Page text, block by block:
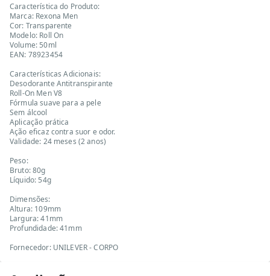
Característica do Produto:
Marca: Rexona Men
Cor: Transparente
Modelo: Roll On
Volume: 50ml
EAN: 78923454
Características Adicionais:
Desodorante Antitranspirante
Roll-On Men V8
Fórmula suave para a pele
Sem álcool
Aplicação prática
Ação eficaz contra suor e odor.
Validade: 24 meses (2 anos)
Peso:
Bruto: 80g
Líquido: 54g
Dimensões:
Altura: 109mm
Largura: 41mm
Profundidade: 41mm
Fornecedor: UNILEVER - CORPO